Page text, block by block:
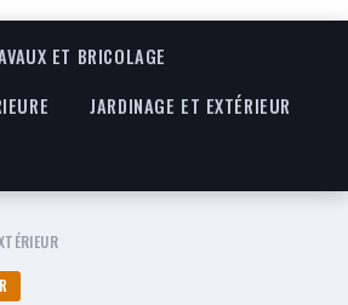
ET BRICOLAGE
JARDINAGE ET EXTÉRIEUR